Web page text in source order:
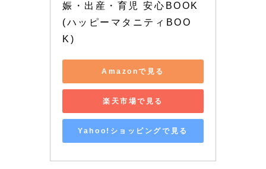
娠・出産・育児 安心BOOK
(ハッピーマタニティBOO
K)
Amazonで見る
楽天市場で見る
Yahoo!ショッピングで見る